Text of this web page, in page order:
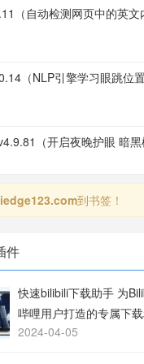
（自动检测网页中的英文
（NLP引擎学习眼跳位
（开启夜晚护眼 暗黑
到书签！
件
快速bilibili下载助手 为
哔哩用户打造的专属下
2024-04-05